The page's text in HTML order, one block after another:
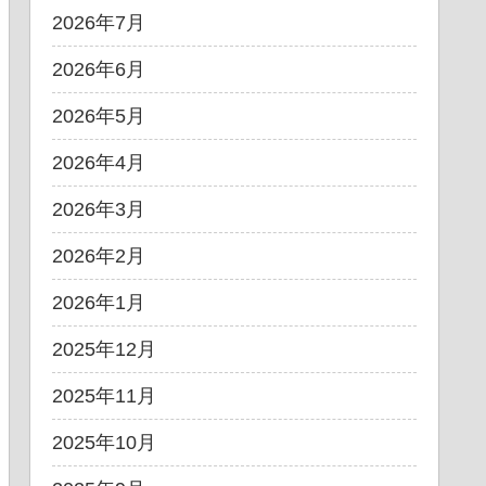
2026年7月
2026年6月
2026年5月
2026年4月
2026年3月
2026年2月
2026年1月
2025年12月
2025年11月
2025年10月